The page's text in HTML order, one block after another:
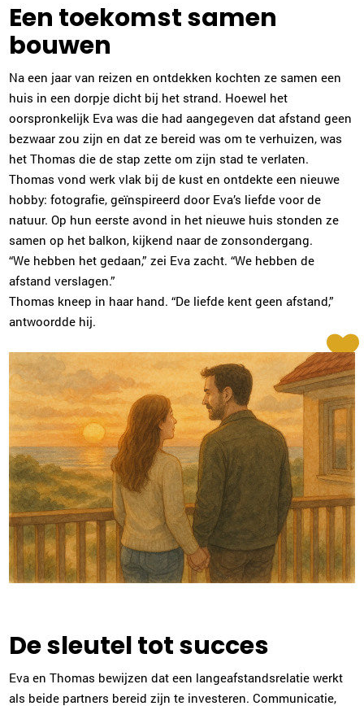
Een toekomst samen
bouwen
Na een jaar van reizen en ontdekken kochten ze samen een
huis in een dorpje dicht bij het strand. Hoewel het
oorspronkelijk Eva was die had aangegeven dat afstand geen
bezwaar zou zijn en dat ze bereid was om te verhuizen, was
het Thomas die de stap zette om zijn stad te verlaten.
Thomas vond werk vlak bij de kust en ontdekte een nieuwe
hobby: fotografie, geïnspireerd door Eva’s liefde voor de
natuur. Op hun eerste avond in het nieuwe huis stonden ze
samen op het balkon, kijkend naar de zonsondergang.
“We hebben het gedaan,” zei Eva zacht. “We hebben de
afstand verslagen.”
Thomas kneep in haar hand. “De liefde kent geen afstand,”
antwoordde hij.
De sleutel tot succes
Eva en Thomas bewijzen dat een langeafstandsrelatie werkt
als beide partners bereid zijn te investeren. Communicatie,